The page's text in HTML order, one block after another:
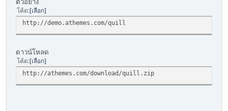
โค้ด เลือก
http://demo.athemes.com/quill
ดาวน์โหลด
โค้ด เลือก
http://athemes.com/download/quill.zip